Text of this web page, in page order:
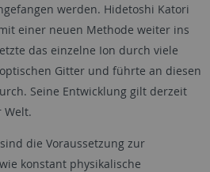
werden. Hidetoshi Katori
einer neuen Methode weiter ins
das einzelne Ion durch viele
Gitter und führte an diesen
Seine Entwicklung gilt derzeit
Welt.
die Voraussetzung zur
konstant physikalische